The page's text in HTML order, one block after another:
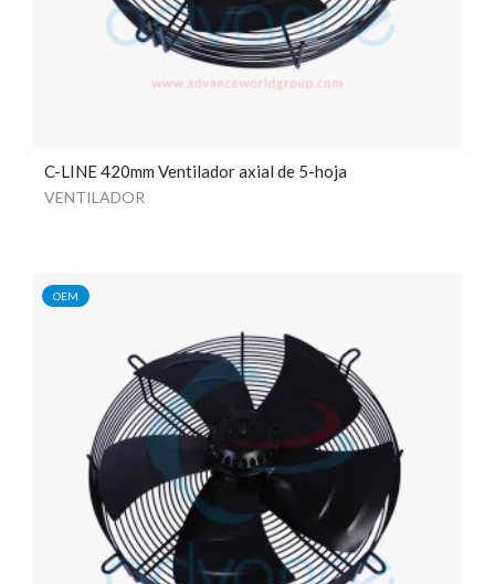
C-LINE 420mm Ventilador axial de 5-hoja
VENTILADOR
OEM